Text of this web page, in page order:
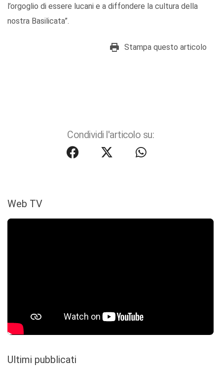
l’orgoglio di essere lucani e a diffondere la cultura della
nostra Basilicata”.
Stampa questo articolo
Condividi l'articolo su:
Web TV
Ultimi pubblicati